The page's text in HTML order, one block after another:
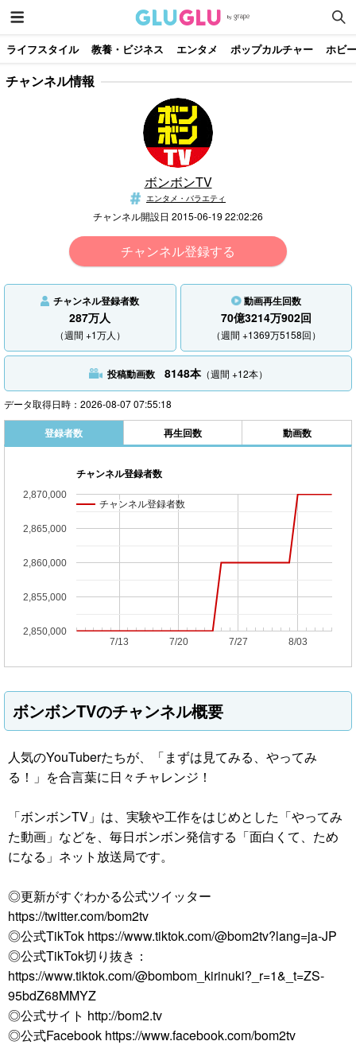
ライフスタイル 教養・ビジネス エンタメ ポップカルチャー ホビー
チャンネル情報
ボンボンTV
エンタメ・バラエティ
チャンネル開設日 2015-06-19 22:02:26
チャンネル登録する
チャンネル登録者数
287万人
（週間 +1万人）
動画再生回数
70億3214万902回
（週間 +1369万5158回）
投稿動画数 8148本（週間 +12本）
データ取得日時：2026-08-07 07:55:18
登録者数 再生回数 動画数
チャンネル登録者数
7/13 7/20 7/27 8/03
2,850,000
2,855,000
2,860,000
2,865,000
2,870,000
チャンネル登録者数
チャンネル登録者数
ボンボンTVのチャンネル概要
人気のYouTuberたちが、「まずは見てみる、やってみ
る！」を合言葉に日々チャレンジ！
「ボンボンTV」は、実験や工作をはじめとした「やってみ
た動画」などを、毎日ボンボン発信する「面白くて、ため
になる」ネット放送局です。
◎更新がすぐわかる公式ツイッター
https://twitter.com/bom2tv
◎公式TikTok https://www.tiktok.com/@bom2tv?lang=ja-JP
◎公式TikTok切り抜き：
https://www.tiktok.com/@bombom_kirinuki?_r=1&_t=ZS-
95bdZ68MMYZ
◎公式サイト http://bom2.tv
◎公式Facebook https://www.facebook.com/bom2tv